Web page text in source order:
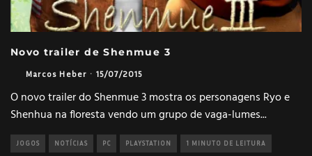
Novo trailer de Shenmue 3
Marcos Heber · 15/07/2015
O novo trailer do Shenmue 3 mostra os personagens Ryo e
Shenhua na floresta vendo um grupo de vaga-lumes...
JOGOS NOTÍCIAS PC PLAYSTATION 1 MINUTO DE LEITURA